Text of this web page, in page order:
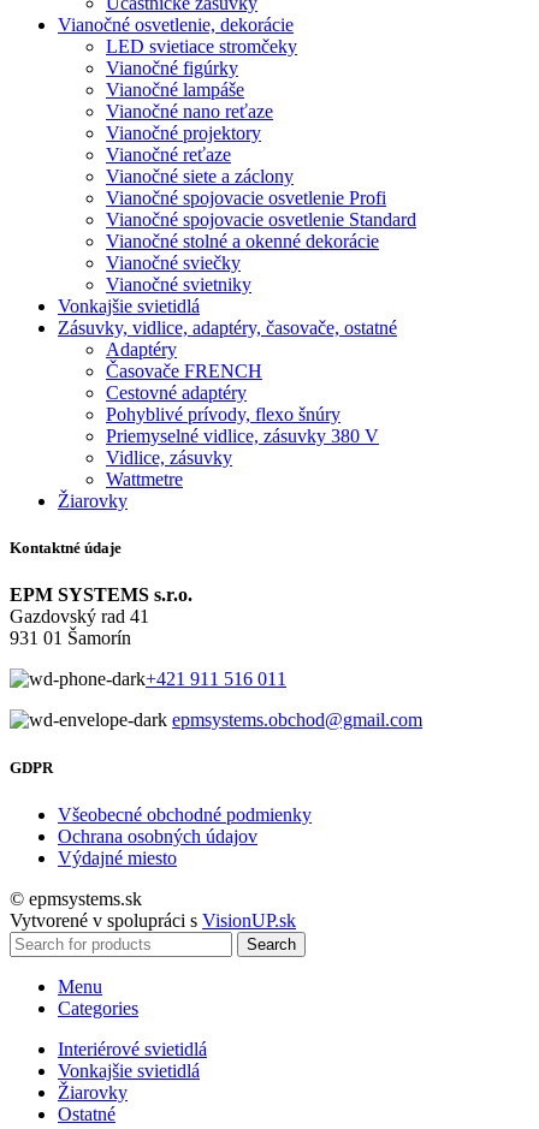
Vianočné osvetlenie, dekorácie
LED svietiace stromčeky
Vianočné figúrky
Vianočné lampáše
Vianočné nano reťaze
Vianočné projektory
Vianočné reťaze
Vianočné siete a záclony
Vianočné spojovacie osvetlenie Profi
Vianočné spojovacie osvetlenie Standard
Vianočné stolné a okenné dekorácie
Vianočné sviečky
Vianočné svietniky
Vonkajšie svietidlá
Zásuvky, vidlice, adaptéry, časovače, ostatné
Adaptéry
Časovače FRENCH
Cestovné adaptéry
Pohyblivé prívody, flexo šnúry
Priemyselné vidlice, zásuvky 380 V
Vidlice, zásuvky
Wattmetre
Žiarovky
Kontaktné údaje
EPM SYSTEMS s.r.o.
Gazdovský rad 41
931 01 Šamorín
+421 911 516 011
epmsystems.obchod@gmail.com
GDPR
Všeobecné obchodné podmienky
Ochrana osobných údajov
Výdajné miesto
© epmsystems.sk
Vytvorené v spolupráci s VisionUP.sk
Search
Menu
Categories
Interiérové svietidlá
Vonkajšie svietidlá
Žiarovky
Ostatné